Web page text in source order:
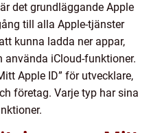
det grundläggande Apple
till alla Apple-tjänster
kunna ladda ner appar,
använda iCloud-funktioner.
Apple ID” för utvecklare,
företag. Varje typ har sina